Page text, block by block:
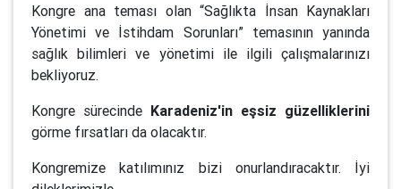
Kongre ana teması olan “Sağlıkta İnsan Kaynakları
Yönetimi ve İstihdam Sorunları” temasının yanında
sağlık bilimleri ve yönetimi ile ilgili çalışmalarınızı
bekliyoruz.
Kongre sürecinde Karadeniz'in eşsiz güzelliklerini
görme fırsatları da olacaktır.
Kongremize katılımınız bizi onurlandıracaktır. İyi